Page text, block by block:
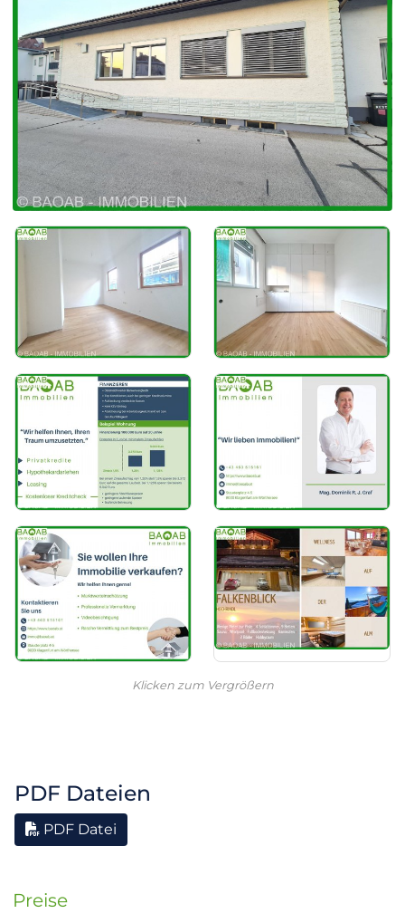
Klicken zum Vergrößern
PDF Dateien
PDF Datei
Preise